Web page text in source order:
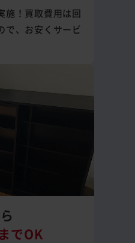
施！買取費用は回
で、お安くサービ
でOK